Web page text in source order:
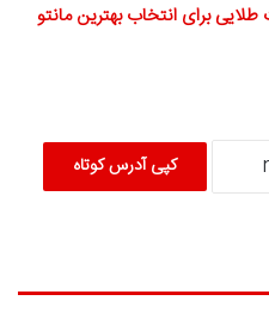
برای انتخاب بهترین مانتو
کپی آدرس کوتاه